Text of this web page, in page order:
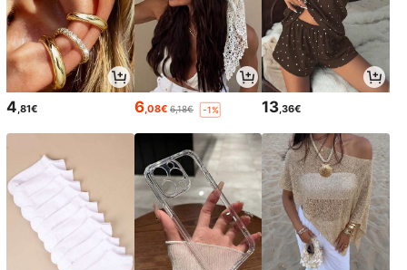
4,81€ 6,08€ 6,18€ -1% 13,36€